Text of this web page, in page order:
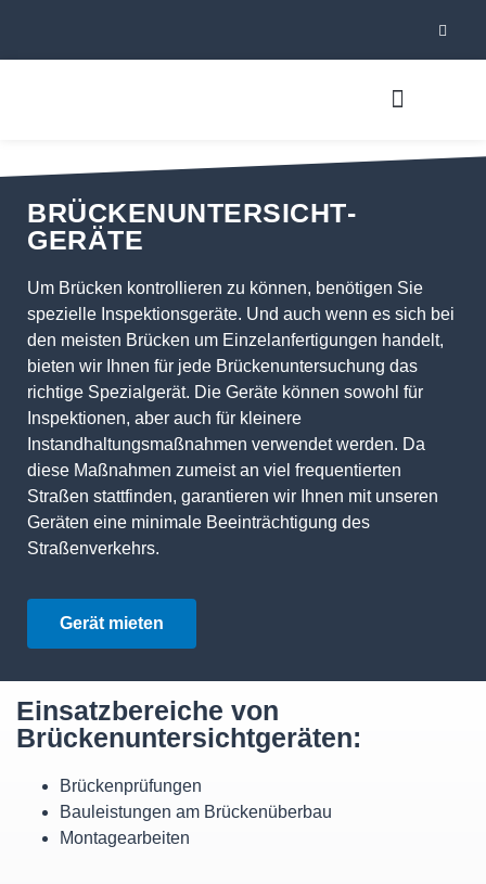
BRÜCKENUNTERSICHT­­
GERÄTE
Um Brücken kontrollieren zu können, benötigen Sie
spezielle Inspektionsgeräte. Und auch wenn es sich bei
den meisten Brücken um Einzelanfertigungen handelt,
bieten wir Ihnen für jede Brückenuntersuchung das
richtige Spezialgerät. Die Geräte können sowohl für
Inspektionen, aber auch für kleinere
Instandhaltungsmaßnahmen verwendet werden. Da
diese Maßnahmen zumeist an viel frequentierten
Straßen stattfinden, garantieren wir Ihnen mit unseren
Geräten eine minimale Beeinträchtigung des
Straßenverkehrs.
Gerät mieten
Einsatzbereiche von
Brückenuntersichtgeräten:
Brückenprüfungen
Bauleistungen am Brückenüberbau
Montagearbeiten